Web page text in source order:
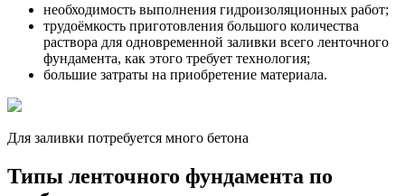
необходимость выполнения гидроизоляционных работ;
трудоёмкость приготовления большого количества
раствора для одновременной заливки всего ленточного
фундамента, как этого требует технология;
большие затраты на приобретение материала.
Для заливки потребуется много бетона
Типы ленточного фундамента по